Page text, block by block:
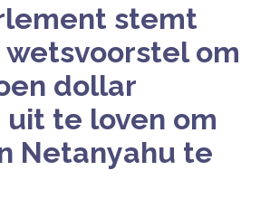
stemt
wetsvoorstel om
dollar
uit te loven om
Netanyahu te